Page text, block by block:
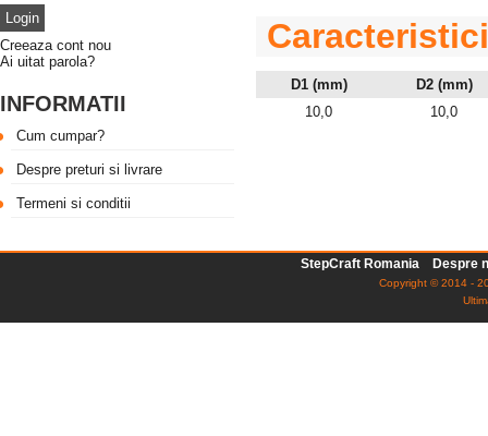
Creeaza cont nou
Ai uitat parola?
INFORMATII
Cum cumpar?
Despre preturi si livrare
Termeni si conditii
D1 (mm)
D2 (mm)
10,0
10,0
StepCraft Romania Despre
Copyright © 2014 -